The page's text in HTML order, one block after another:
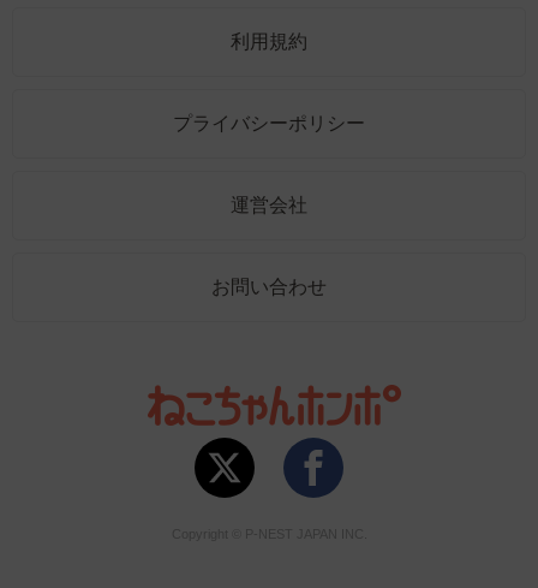
利用規約
プライバシーポリシー
運営会社
お問い合わせ
Copyright © P-NEST JAPAN INC.